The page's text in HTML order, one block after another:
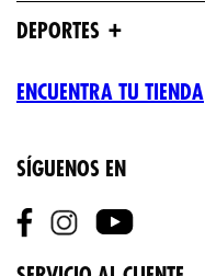
DEPORTES +
ENCUENTRA TU TIENDA
SÍGUENOS EN